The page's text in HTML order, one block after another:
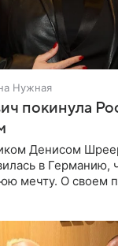
Нужная
покинула
Денисом
в Германию,
мечту. О своем